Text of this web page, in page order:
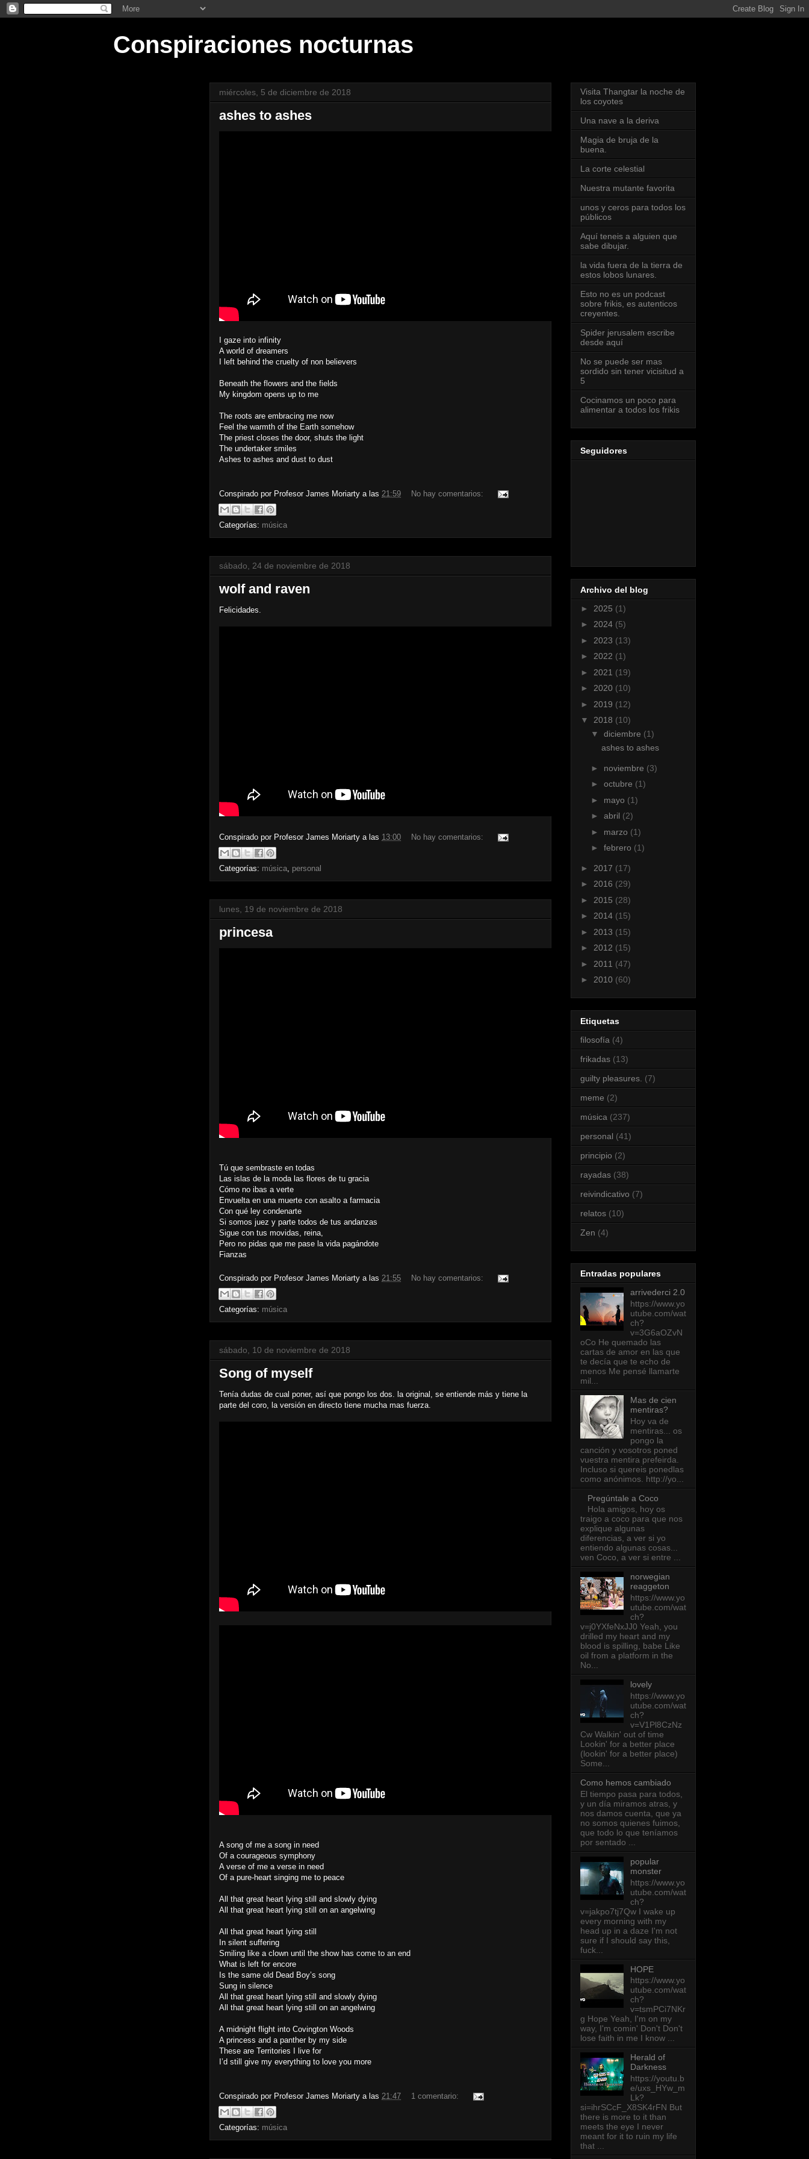
Conspiraciones nocturnas
miércoles, 5 de diciembre de 2018
ashes to ashes
I gaze into infinity
A world of dreamers
I left behind the cruelty of non believers
Beneath the flowers and the fields
My kingdom opens up to me
The roots are embracing me now
Feel the warmth of the Earth somehow
The priest closes the door, shuts the light
The undertaker smiles
Ashes to ashes and dust to dust
Conspirado por Profesor James Moriarty a las 21:59 No hay comentarios:
Categorías: música
sábado, 24 de noviembre de 2018
wolf and raven
Felicidades.
Conspirado por Profesor James Moriarty a las 13:00 No hay comentarios:
Categorías: música, personal
lunes, 19 de noviembre de 2018
princesa
Tú que sembraste en todas
Las islas de la moda las flores de tu gracia
Cómo no ibas a verte
Envuelta en una muerte con asalto a farmacia
Con qué ley condenarte
Si somos juez y parte todos de tus andanzas
Sigue con tus movidas, reina,
Pero no pidas que me pase la vida pagándote
Fianzas
Conspirado por Profesor James Moriarty a las 21:55 No hay comentarios:
Categorías: música
sábado, 10 de noviembre de 2018
Song of myself
Tenía dudas de cual poner, así que pongo los dos. la original, se entiende más y tiene la
parte del coro, la versión en directo tiene mucha mas fuerza.
A song of me a song in need
Of a courageous symphony
A verse of me a verse in need
Of a pure-heart singing me to peace
All that great heart lying still and slowly dying
All that great heart lying still on an angelwing
All that great heart lying still
In silent suffering
Smiling like a clown until the show has come to an end
What is left for encore
Is the same old Dead Boy’s song
Sung in silence
All that great heart lying still and slowly dying
All that great heart lying still on an angelwing
A midnight flight into Covington Woods
A princess and a panther by my side
These are Territories I live for
I’d still give my everything to love you more
Conspirado por Profesor James Moriarty a las 21:47 1 comentario:
Categorías: música
Visita Thangtar la noche de
los coyotes
Una nave a la deriva
Magia de bruja de la
buena.
La corte celestial
Nuestra mutante favorita
unos y ceros para todos los
públicos
Aquí teneis a alguien que
sabe dibujar.
la vida fuera de la tierra de
estos lobos lunares.
Esto no es un podcast
sobre frikis, es autenticos
creyentes.
Spider jerusalem escribe
desde aquí
No se puede ser mas
sordido sin tener vicisitud a
5
Cocinamos un poco para
alimentar a todos los frikis
Seguidores
Archivo del blog
► 2025 (1)
► 2024 (5)
► 2023 (13)
► 2022 (1)
► 2021 (19)
► 2020 (10)
► 2019 (12)
▼ 2018 (10)
▼ diciembre (1)
ashes to ashes
► noviembre (3)
► octubre (1)
► mayo (1)
► abril (2)
► marzo (1)
► febrero (1)
► 2017 (17)
► 2016 (29)
► 2015 (28)
► 2014 (15)
► 2013 (15)
► 2012 (15)
► 2011 (47)
► 2010 (60)
Etiquetas
filosofía (4)
frikadas (13)
guilty pleasures. (7)
meme (2)
música (237)
personal (41)
principio (2)
rayadas (38)
reivindicativo (7)
relatos (10)
Zen (4)
Entradas populares
arrivederci 2.0
https://www.yo
utube.com/wat
ch?
v=3G6aOZvN
oCo He quemado las
cartas de amor en las que
te decía que te echo de
menos Me pensé llamarte
mil...
Mas de cien
mentiras?
Hoy va de
mentiras... os
pongo la
canción y vosotros poned
vuestra mentira prefeirda.
Incluso si quereis ponedlas
como anónimos. http://yo...
Pregúntale a Coco
Hola amigos, hoy os
traigo a coco para que nos
explique algunas
diferencias, a ver si yo
entiendo algunas cosas...
ven Coco, a ver si entre ...
norwegian
reaggeton
https://www.yo
utube.com/wat
ch?
v=j0YXfeNxJJ0 Yeah, you
drilled my heart and my
blood is spilling, babe Like
oil from a platform in the
No...
lovely
https://www.yo
utube.com/wat
ch?
v=V1Pl8CzNz
Cw Walkin' out of time
Lookin' for a better place
(lookin' for a better place)
Some...
Como hemos cambiado
El tiempo pasa para todos,
y un día miramos atras, y
nos damos cuenta, que ya
no somos quienes fuimos,
que todo lo que teníamos
por sentado ...
popular
monster
https://www.yo
utube.com/wat
ch?
v=jakpo7tj7Qw I wake up
every morning with my
head up in a daze I'm not
sure if I should say this,
fuck...
HOPE
https://www.yo
utube.com/wat
ch?
v=tsmPCi7NKr
g Hope Yeah, I'm on my
way, I'm comin' Don't Don't
lose faith in me I know ...
Herald of
Darkness
https://youtu.b
e/uxs_HYw_m
Lk?
si=ihrSCcF_X8SK4rFN But
there is more to it than
meets the eye I never
meant for it to ruin my life
that ...